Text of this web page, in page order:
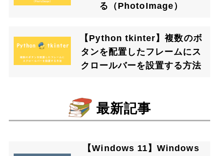
る（PhotoImage）
【Python tkinter】複数のボ
タンを配置したフレームにス
クロールバーを設置する方法
最新記事
【Windows 11】Windows